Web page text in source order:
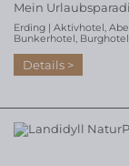
Mein
Erding | Aktivhotel,
Bunkerhotel, Burghotel
Details